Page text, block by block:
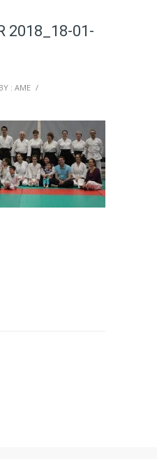
2018_18-01-
: AME /